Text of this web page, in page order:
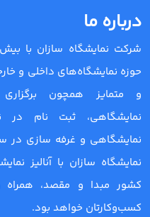
درباره ما
حوزه نمایشگاه‌های داخلی و
و متمایز همچون برگزاری
نمایشگاهی، ثبت نام در
نمایشگاهی و غرفه سازی در
نمایشگاه سازان با آنالیز
کشور مبدا و مقصد،
کسب‌وکارتان خواهد بود.